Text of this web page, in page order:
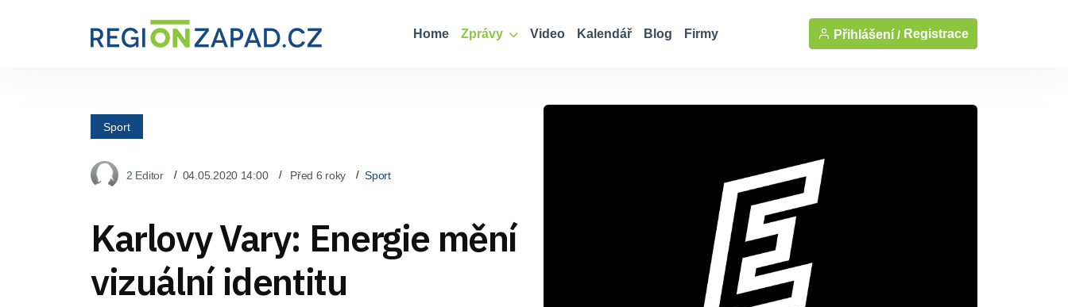
Home Zprávy Video Kalendář Blog Firmy Přihlášení / Registrace
Sport
2 Editor 04.05.2020 14:00 Před 6 roky Sport
Karlovy Vary: Energie mění
vizuální identitu